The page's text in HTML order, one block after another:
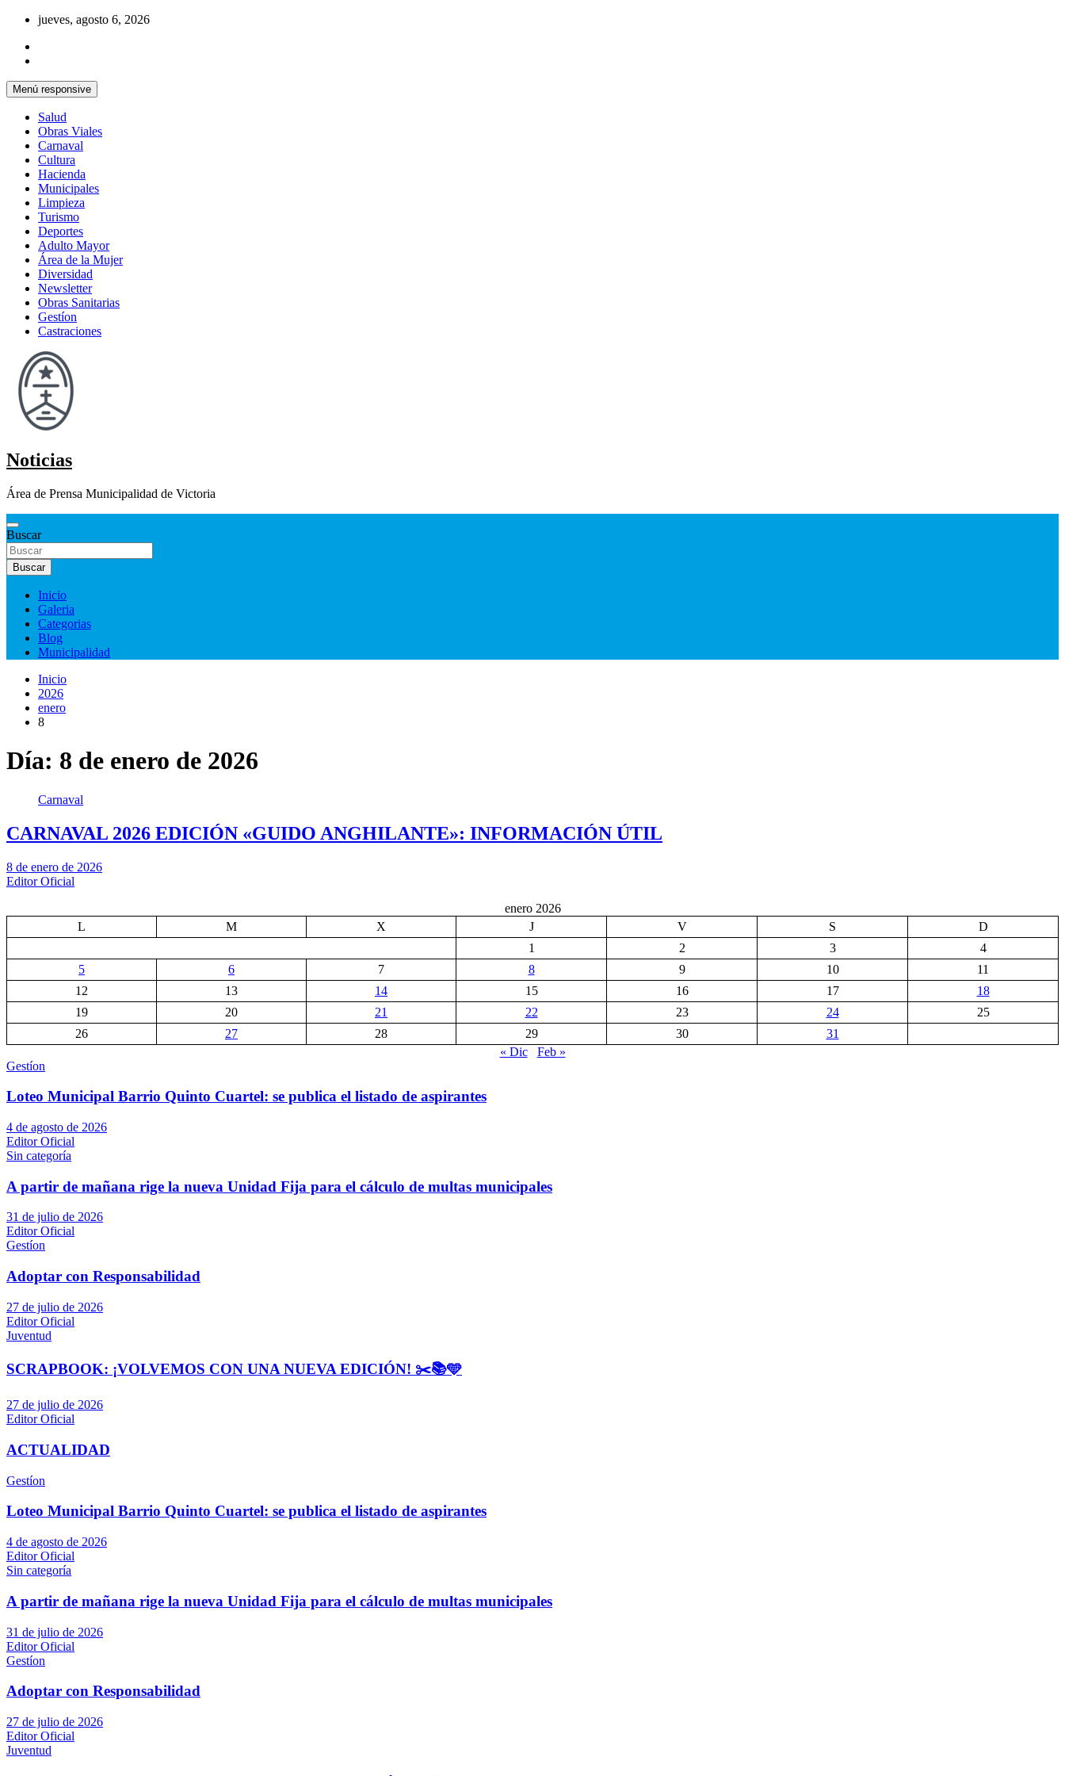
Saltar
contenido
jueves, agosto 6, 2026
Menú responsive
Salud
Obras Viales
Carnaval
Cultura
Hacienda
Municipales
Limpieza
Turismo
Deportes
Adulto Mayor
Área de la Mujer
Diversidad
Newsletter
Obras Sanitarias
Gestíon
Castraciones
Noticias
Área de Prensa Municipalidad de Victoria
Buscar
Buscar
Inicio
Galeria
Categorias
Blog
Municipalidad
Inicio
2026
enero
8
Día: 8 de enero de 2026
Carnaval
CARNAVAL 2026 EDICIÓN «GUIDO ANGHILANTE»: INFORMACIÓN ÚTIL
8 de enero de 2026
Editor Oficial
enero 2026
L
M X J V S
D
1
2 3
4
5
6 7 8 9 10
11
12
13 14 15 16 17
18
19
20 21 22 23 24
25
26
27 28 29 30
31
« Dic
Feb »
Gestíon
Loteo Municipal Barrio Quinto Cuartel: se publica el listado de aspirantes
4 de agosto de 2026
Editor Oficial
Sin categoría
A partir de mañana rige la nueva Unidad Fija para el cálculo de multas municipales
31 de julio de 2026
Editor Oficial
Gestíon
Adoptar con Responsabilidad
27 de julio de 2026
Editor Oficial
Juventud
SCRAPBOOK: ¡VOLVEMOS CON UNA NUEVA EDICIÓN! ✂️📚🩵
27 de julio de 2026
Editor Oficial
ACTUALIDAD
Gestíon
Loteo Municipal Barrio Quinto Cuartel: se publica el listado de aspirantes
4 de agosto de 2026
Editor Oficial
Sin categoría
A partir de mañana rige la nueva Unidad Fija para el cálculo de multas municipales
31 de julio de 2026
Editor Oficial
Gestíon
Adoptar con Responsabilidad
27 de julio de 2026
Editor Oficial
Juventud